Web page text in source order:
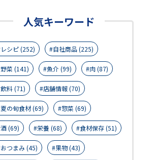
人気キーワード
レシピ (252) 自社商品 (225)
野菜 (141) 魚介 (99) 肉 (87)
飲料 (71) 店舗情報 (70)
夏の旬食材 (69) 惣菜 (69)
酒 (69) 栄養 (68) 食材保存 (51)
おつまみ (45) 果物 (43)